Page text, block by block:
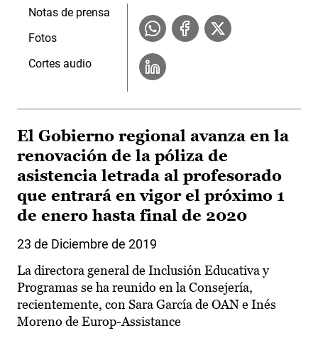
Notas de prensa
Fotos
Cortes audio
El Gobierno regional avanza en la
renovación de la póliza de
asistencia letrada al profesorado
que entrará en vigor el próximo 1
de enero hasta final de 2020
23 de Diciembre de 2019
La directora general de Inclusión Educativa y
Programas se ha reunido en la Consejería,
recientemente, con Sara García de OAN e Inés
Moreno de Europ-Assistance